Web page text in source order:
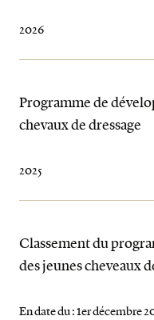
2026
Programme de
chevaux de dressage
2025
Classement du
des jeunes cheveaux
En date du : 1er décembre